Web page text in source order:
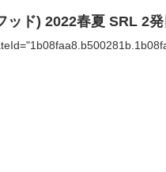
ド) 2022春夏 SRL 2発